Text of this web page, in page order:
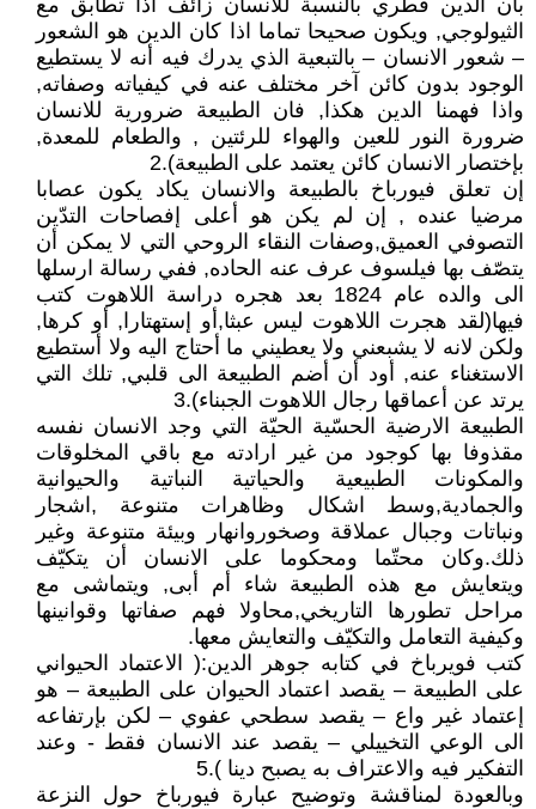
بأن الدين فطري بالنسبة للانسان زائف اذا تطابق مع
الثيولوجي, ويكون صحيحا تماما اذا كان الدين هو الشعور
– شعور الانسان – بالتبعية الذي يدرك فيه أنه لا يستطيع
الوجود بدون كائن آخر مختلف عنه في كيفياته وصفاته,
واذا فهمنا الدين هكذا, فان الطبيعة ضرورية للانسان
ضرورة النور للعين والهواء للرئتين , والطعام للمعدة,
بإختصار الانسان كائن يعتمد على الطبيعة).2
إن تعلق فيورباخ بالطبيعة والانسان يكاد يكون عصابا
مرضيا عنده , إن لم يكن هو أعلى إفصاحات التدّين
التصوفي العميق,وصفات النقاء الروحي التي لا يمكن أن
يتصّف بها فيلسوف عرف عنه الحاده, ففي رسالة ارسلها
الى والده عام 1824 بعد هجره دراسة اللاهوت كتب
فيها(لقد هجرت اللاهوت ليس عبثا,أو إستهتارا, أو كرها,
ولكن لانه لا يشبعني ولا يعطيني ما أحتاج اليه ولا أستطيع
الاستغناء عنه, أود أن أضم الطبيعة الى قلبي, تلك التي
يرتد عن أعماقها رجال اللاهوت الجبناء).3
الطبيعة الارضية الحسّية الحيّة التي وجد الانسان نفسه
مقذوفا بها كوجود من غير ارادته مع باقي المخلوقات
والمكونات الطبيعية والحياتية النباتية والحيوانية
والجمادية,وسط اشكال وظاهرات متنوعة ,اشجار
ونباتات وجبال عملاقة وصخوروانهار وبيئة متنوعة وغير
ذلك.وكان محتّما ومحكوما على الانسان أن يتكيّف
ويتعايش مع هذه الطبيعة شاء أم أبى, ويتماشى مع
مراحل تطورها التاريخي,محاولا فهم صفاتها وقوانينها
وكيفية التعامل والتكيّف والتعايش معها.
كتب فويرباخ في كتابه جوهر الدين:( الاعتماد الحيواني
على الطبيعة – يقصد اعتماد الحيوان على الطبيعة – هو
إعتماد غير واع – يقصد سطحي عفوي – لكن بإرتفاعه
الى الوعي التخييلي – يقصد عند الانسان فقط - وعند
التفكير فيه والاعتراف به يصبح دينا ).5
وبالعودة لمناقشة وتوضيح عبارة فيورباخ حول النزعة